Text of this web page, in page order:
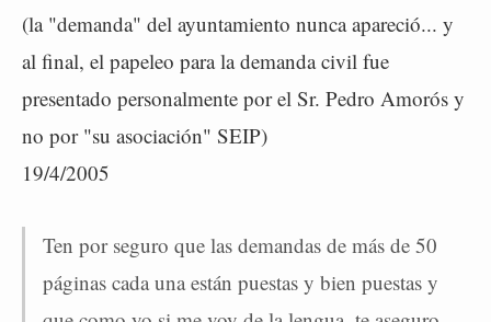
(la "demanda" del ayuntamiento nunca apareció... y
al final, el papeleo para la demanda civil fue
presentado personalmente por el Sr. Pedro Amorós y
no por "su asociación" SEIP)
19/4/2005
Ten por seguro que las demandas ­de más de 50
páginas cada una­ están puestas y bien puestas y